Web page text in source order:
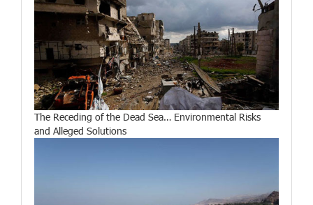
The Receding of the Dead Sea… Environmental Risks
and Alleged Solutions